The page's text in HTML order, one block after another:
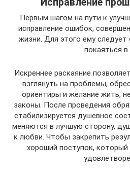
Первым шагом на пути к
исправление ошибок,
жизни. Для этого ему следует
покаяться в
Искреннее раскаяние
взглянуть на проблемы,
ориентиры и желание жить,
законы. После проведения
стабилизируется душевное
меняются в лучшую сторону,
к любви. Чтобы закрепить
хороший поступок,